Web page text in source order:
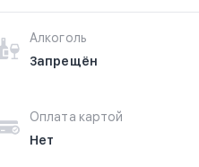
Алкоголь
Запрещён
Оплата картой
Нет